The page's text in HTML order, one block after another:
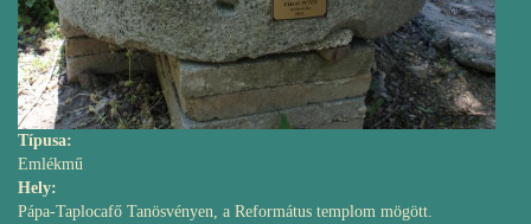
Típusa:
Emlékmű
Hely:
Pápa-Taplocafő Tanösvényen, a Református templom mögött.